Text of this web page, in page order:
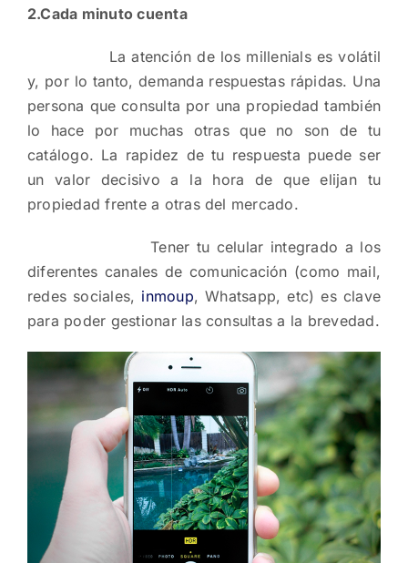
2.Cada minuto cuenta
La atención de los millenials es volátil
y, por lo tanto, demanda respuestas rápidas. Una
persona que consulta por una propiedad también
lo hace por muchas otras que no son de tu
catálogo. La rapidez de tu respuesta puede ser
un valor decisivo a la hora de que elijan tu
propiedad frente a otras del mercado.
Tener tu celular integrado a los
diferentes canales de comunicación (como mail,
redes sociales, inmoup, Whatsapp, etc) es clave
para poder gestionar las consultas a la brevedad.